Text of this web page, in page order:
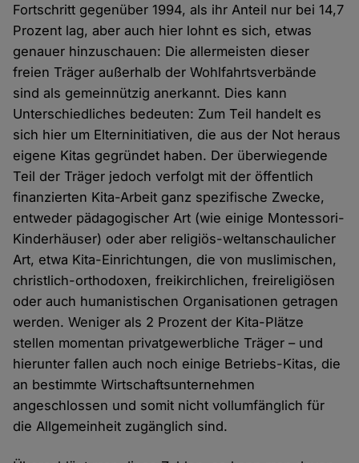
Fortschritt gegenüber 1994, als ihr Anteil nur bei 14,7
Prozent lag, aber auch hier lohnt es sich, etwas
genauer hinzuschauen: Die allermeisten dieser
freien Träger außerhalb der Wohlfahrtsverbände
sind als gemeinnützig anerkannt. Dies kann
Unterschiedliches bedeuten: Zum Teil handelt es
sich hier um Elterninitiativen, die aus der Not heraus
eigene Kitas gegründet haben. Der überwiegende
Teil der Träger jedoch verfolgt mit der öffentlich
finanzierten Kita-Arbeit ganz spezifische Zwecke,
entweder pädagogischer Art (wie einige Montessori-
Kinderhäuser) oder aber religiös-weltanschaulicher
Art, etwa Kita-Einrichtungen, die von muslimischen,
christlich-orthodoxen, freikirchlichen, freireligiösen
oder auch humanistischen Organisationen getragen
werden. Weniger als 2 Prozent der Kita-Plätze
stellen momentan privatgewerbliche Träger – und
hierunter fallen auch noch einige Betriebs-Kitas, die
an bestimmte Wirtschaftsunternehmen
angeschlossen und somit nicht vollumfänglich für
die Allgemeinheit zugänglich sind.